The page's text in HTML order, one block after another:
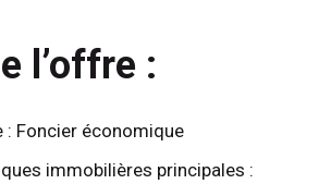
l’offre :
: Foncier économique
immobilières principales :